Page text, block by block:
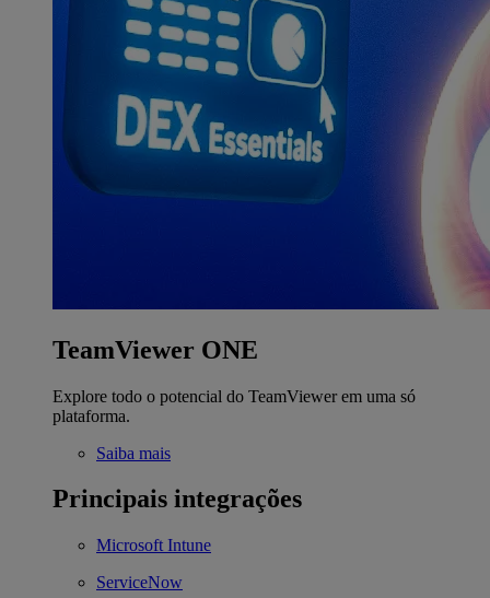
TeamViewer ONE
Explore todo o potencial do TeamViewer em uma só
plataforma.
Saiba mais
Principais integrações
Microsoft Intune
ServiceNow